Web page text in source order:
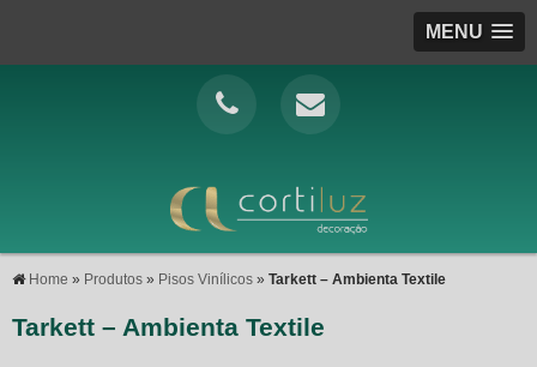
MENU
Home » Produtos » Pisos Vinílicos » Tarkett – Ambienta Textile
Tarkett – Ambienta Textile